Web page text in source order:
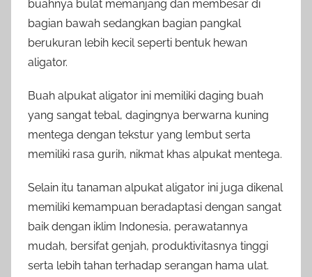
buahnya bulat memanjang dan membesar di
bagian bawah sedangkan bagian pangkal
berukuran lebih kecil seperti bentuk hewan
aligator.
Buah alpukat aligator ini memiliki daging buah
yang sangat tebal, dagingnya berwarna kuning
mentega dengan tekstur yang lembut serta
memiliki rasa gurih, nikmat khas alpukat mentega.
Selain itu tanaman alpukat aligator ini juga dikenal
memiliki kemampuan beradaptasi dengan sangat
baik dengan iklim Indonesia, perawatannya
mudah, bersifat genjah, produktivitasnya tinggi
serta lebih tahan terhadap serangan hama ulat.